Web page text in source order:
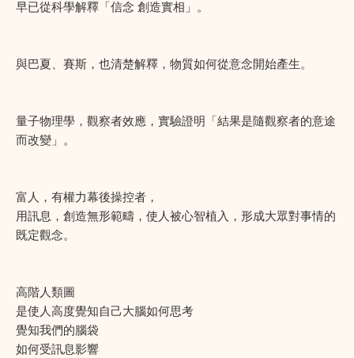
早已從科學解釋「信念 創造實相」。
與巴夏、賽斯，也清楚解釋，物質如何從意念開始產生。
量子物理學，觀察者效應，實驗證明「結果是隨觀察者的意途
而改變」。
富人，有權力幕後操控者，
用訊息，創造無形範疇，使人被心智植入，形成大眾對事情的
既定觀念。
高階人類圖
是使人高度覺知自己大腦如何思考
覺知我們的腦袋
如何受訊息影響